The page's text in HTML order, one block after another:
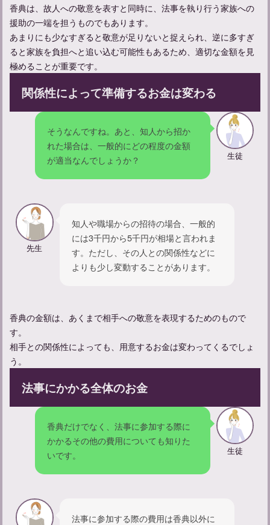
【忌中神社参拝してしまった】忌中のルールについて紹介
【不幸があった人への声かけ】友達にかける言葉の例文を紹介
忌中期間中の孫の振る舞いについて：やってはいけないことは
何？
香典は、故人への敬意を表すと同時に、法事を執り行う家族への
援助の一端を担うものでもあります。
あまりにも少なすぎると敬意が足りないと捉えられ、逆に多すぎ
ると家族を負担へと追い込む可能性もあるため、適切な金額を見
極めることが重要です。
関係性によって準備するお金は変わる
そうなんですね。あと、知人から招か
れた場合は、一般的にどの程度の金額
が適当なんでしょうか？
生徒
先生
知人や職場からの招待の場合、一般的
には3千円から5千円が相場と言われま
す。ただし、その人との関係性などに
よりも少し変動することがあります。
香典の金額は、あくまで相手への敬意を表現するためのもので
す。
相手との関係性によっても、用意するお金は変わってくるでしょ
う。
法事にかかる全体のお金
香典だけでなく、法事に参加する際に
かかるその他の費用についても知りた
いです。
生徒
法事に参加する際の費用は香典以外に